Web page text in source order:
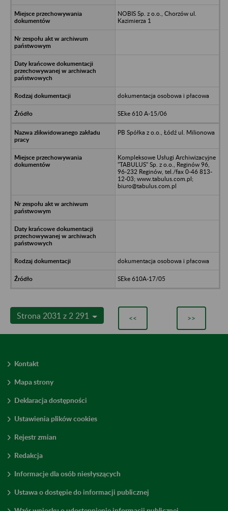
NOBIS Sp. z o.o., Chorzów ul.
Kazimierza 1
dokumentacja osobowa i płacowa
SEke 610 A-15/06
PB Spółka z o.o., Łódź ul. Milionowa
Kompleksowe Usługi Archiwizacyjne
"TABULUS" Sp. z o.o., Reginów 96,
96-232 Reginów, tel./fax 0-46 813-
12-03; www.tabulus.com.pl;
biuro@tabulus.com.pl
dokumentacja osobowa i płacowa
SEke 610A-17/05
Strona 2031 z 2 291 << >>
Kontakt
Mapa strony
Deklaracja dostępności
Ustawienia plików cookies
Rejestr zmian
Redakcja
Informacje dla osób niesłyszących
Ustawa o dostępie do informacji publicznej